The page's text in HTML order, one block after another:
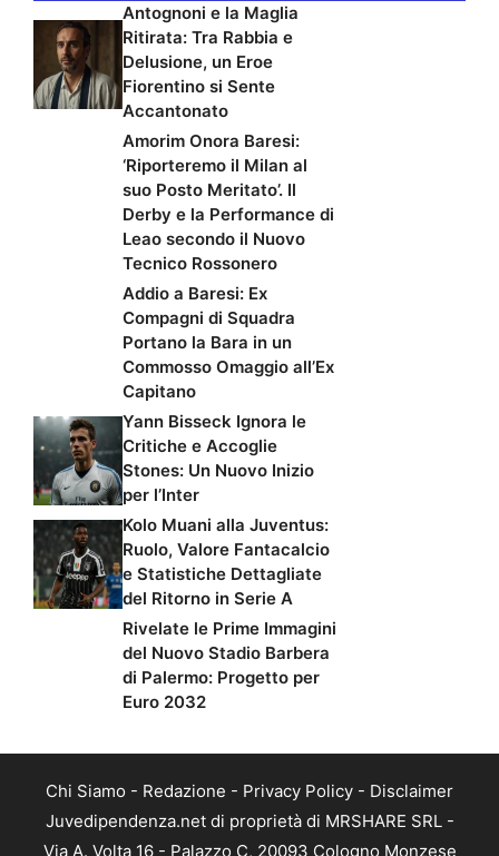
Antognoni e la Maglia
Ritirata: Tra Rabbia e
Delusione, un Eroe
Fiorentino si Sente
Accantonato
Amorim Onora Baresi:
‘Riporteremo il Milan al
suo Posto Meritato’. Il
Derby e la Performance di
Leao secondo il Nuovo
Tecnico Rossonero
Addio a Baresi: Ex
Compagni di Squadra
Portano la Bara in un
Commosso Omaggio all’Ex
Capitano
Yann Bisseck Ignora le
Critiche e Accoglie
Stones: Un Nuovo Inizio
per l’Inter
Kolo Muani alla Juventus:
Ruolo, Valore Fantacalcio
e Statistiche Dettagliate
del Ritorno in Serie A
Rivelate le Prime Immagini
del Nuovo Stadio Barbera
di Palermo: Progetto per
Euro 2032
Chi Siamo - Redazione - Privacy Policy - Disclaimer
Juvedipendenza.net di proprietà di MRSHARE SRL -
Via A. Volta 16 - Palazzo C, 20093 Cologno Monzese